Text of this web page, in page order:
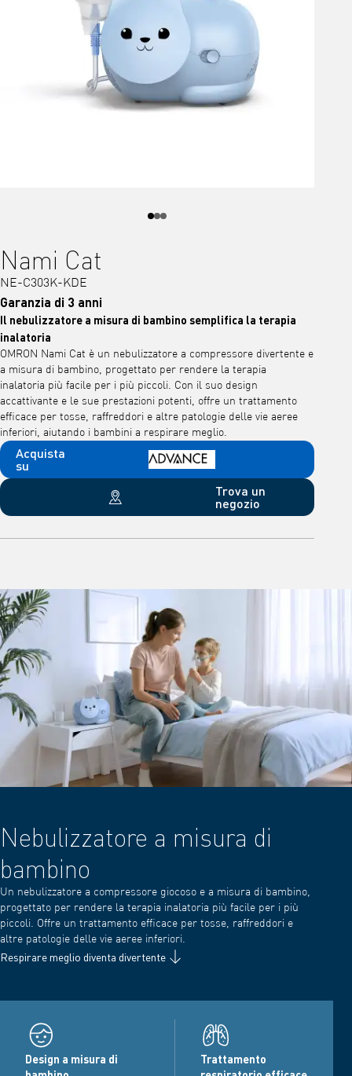
Nami Cat
NE-C303K-KDE
Garanzia di 3 anni
Il nebulizzatore a misura di bambino semplifica la terapia
inalatoria
OMRON Nami Cat è un nebulizzatore a compressore divertente e
a misura di bambino, progettato per rendere la terapia
inalatoria più facile per i più piccoli. Con il suo design
accattivante e le sue prestazioni potenti, offre un trattamento
efficace per tosse, raffreddori e altre patologie delle vie aeree
inferiori, aiutando i bambini a respirare meglio.
Acquista
su
Trova un
negozio
Nebulizzatore a misura di
bambino
Un nebulizzatore a compressore giocoso e a misura di bambino,
progettato per rendere la terapia inalatoria più facile per i più
piccoli. Offre un trattamento efficace per tosse, raffreddori e
altre patologie delle vie aeree inferiori.
Respirare meglio diventa divertente
Design a misura di
Trattamento